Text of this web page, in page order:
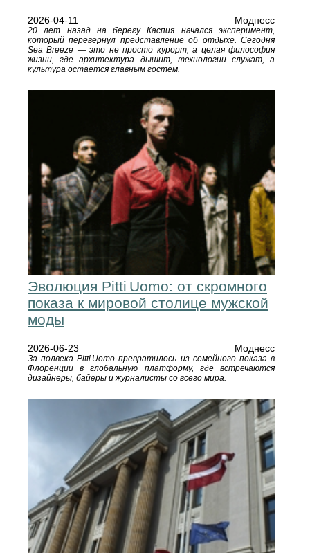
2026-04-11 Моднесс
20 лет назад на берегу Каспия начался эксперимент,
который перевернул представление об отдыхе. Сегодня
Sea Breeze — это не просто курорт, а целая философия
жизни, где архитектура дышит, технологии служат, а
культура остается главным гостем.
Эволюция Pitti Uomo: от скромного
показа к мировой столице мужской
моды
2026-06-23 Моднесс
За полвека Pitti Uomo превратилось из семейного показа в
Флоренции в глобальную платформу, где встречаются
дизайнеры, байеры и журналисты со всего мира.